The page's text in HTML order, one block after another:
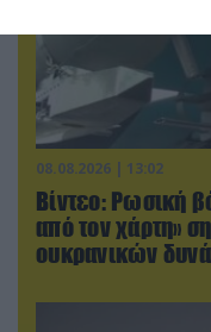
08.08.2026 | 13:02
Βίντεο: Ρωσική
από τον χάρτη»
ουκρανικών